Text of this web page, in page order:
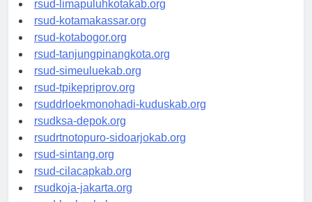
rsud-limapuluhkotakab.org
rsud-kotamakassar.org
rsud-kotabogor.org
rsud-tanjungpinangkota.org
rsud-simeuluekab.org
rsud-tpikepriprov.org
rsuddrloekmonohadi-kuduskab.org
rsudksa-depok.org
rsudrtnotopuro-sidoarjokab.org
rsud-sintang.org
rsud-cilacapkab.org